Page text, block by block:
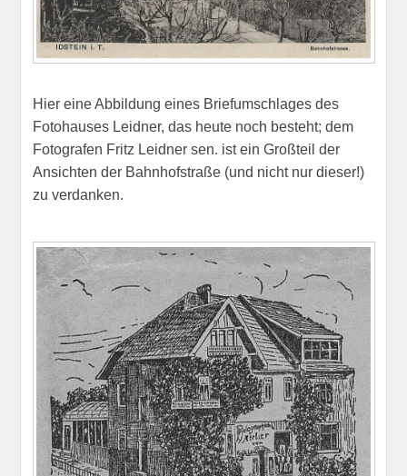
Hier eine Abbildung eines Briefumschlages des
Fotohauses Leidner, das heute noch besteht; dem
Fotografen Fritz Leidner sen. ist ein Großteil der
Ansichten der Bahnhofstraße (und nicht nur dieser!)
zu verdanken.